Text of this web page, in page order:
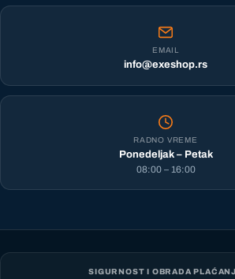
EMAIL
info@exeshop.rs
RADNO VREME
Ponedeljak – Petak
08:00 – 16:00
SIGURNOST I OBRADA